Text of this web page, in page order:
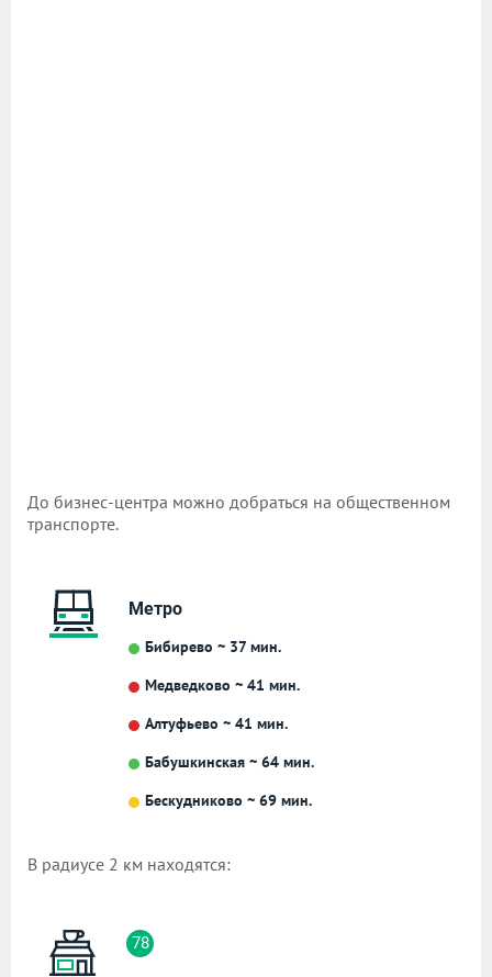
До бизнес-центра можно добраться на общественном
транспорте.
Метро
Бибирево ~ 37 мин.
Медведково ~ 41 мин.
Алтуфьево ~ 41 мин.
Бабушкинская ~ 64 мин.
Бескудниково ~ 69 мин.
В радиусе 2 км находятся:
78